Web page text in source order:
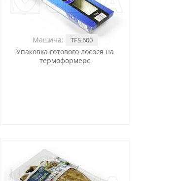
Упаковка готового лосося на
термоформере
Машина: TFS 600